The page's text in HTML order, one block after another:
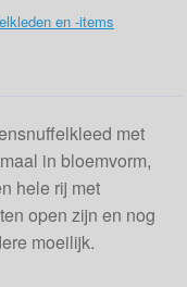
en -items
met
in bloemvorm,
hele rij met
open zijn en nog
moeilijk.